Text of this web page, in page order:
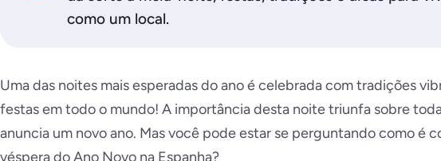
como um local.
Uma das noites mais esperadas do ano é celebrada com tradições
festas em todo o mundo! A importância desta noite triunfa sobre
anuncia um novo ano. Mas você pode estar se perguntando como é
véspera do Ano Novo na Espanha?